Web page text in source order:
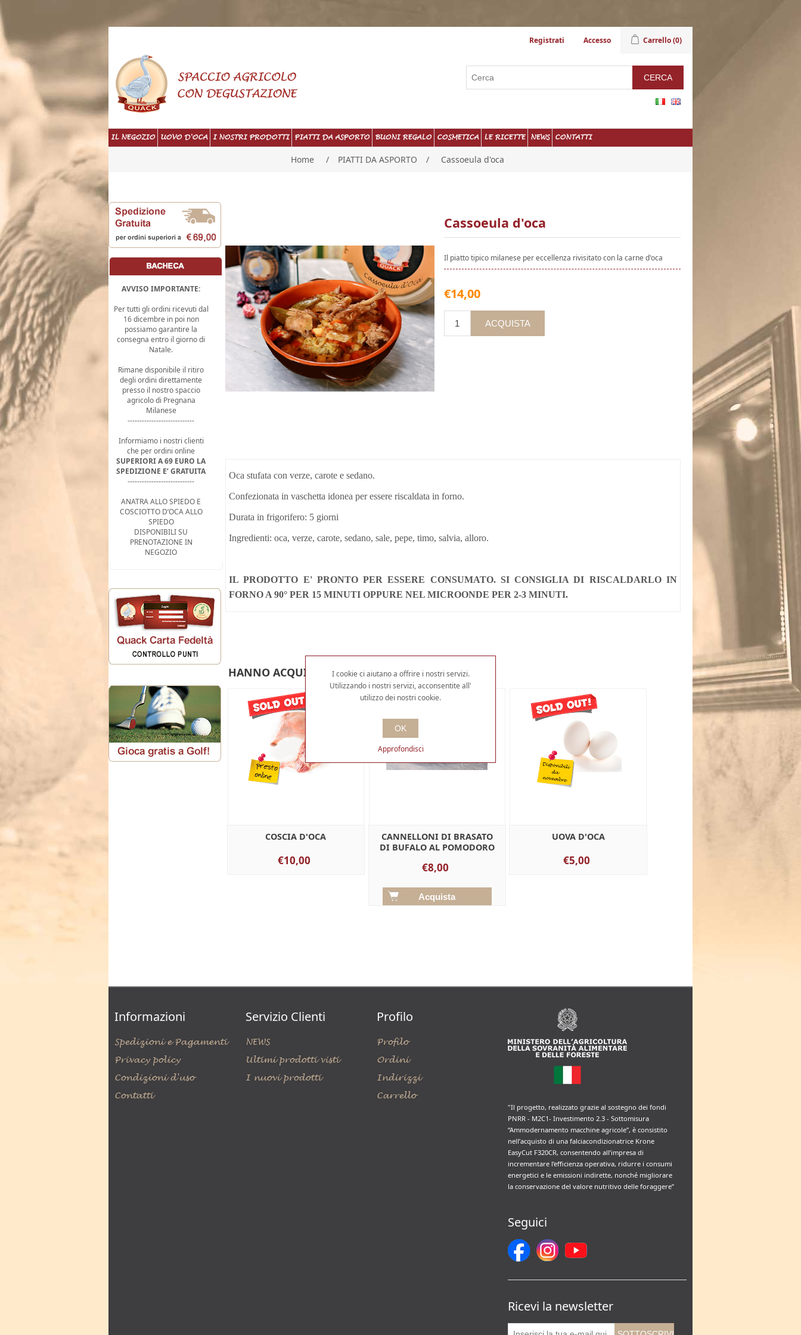
Registrati Accesso Carrello(0)
IL NEGOZIO UOVO D'OCA I NOSTRI PRODOTTI PIATTI DA ASPORTO BUONI REGALO COSMETICA LE RICETTE NEWS CONTATTI
Home / PIATTI DA ASPORTO / Cassoeula d'oca
AVVISO IMPORTANTE:
Per tutti gli ordini ricevuti dal
16 dicembre in poi non
possiamo garantire la
consegna entro il giorno di
Natale.
Rimane disponibile il ritiro
degli ordini direttamente
presso il nostro spaccio
agricolo di Pregnana
Milanese
----------------------------
Informiamo i nostri clienti
che per ordini online
SUPERIORI A 69 EURO LA
SPEDIZIONE E’ GRATUITA
----------------------------
ANATRA ALLO SPIEDO E
COSCIOTTO D’OCA ALLO
SPIEDO
DISPONIBILI SU
PRENOTAZIONE IN
NEGOZIO
Cassoeula d'oca
Il piatto tipico milanese per eccellenza rivisitato con la carne d'oca
€14,00
Oca stufata con verze, carote e sedano.
Confezionata in vaschetta idonea per essere riscaldata in forno.
Durata in frigorifero: 5 giorni
Ingredienti: oca, verze, carote, sedano, sale, pepe, timo, salvia, alloro.
IL PRODOTTO E' PRONTO PER ESSERE CONSUMATO. SI CONSIGLIA DI RISCALDARLO IN
FORNO A 90° PER 15 MINUTI OPPURE NEL MICROONDE PER 2-3 MINUTI.
HANNO ACQUISTATO ANCHE
COSCIA D'OCA
€10,00
CANNELLONI DI BRASATO
DI BUFALO AL POMODORO
€8,00
UOVA D'OCA
€5,00
Informazioni
Spedizioni e Pagamenti
Privacy policy
Condizioni d'uso
Contatti
Servizio Clienti
NEWS
Ultimi prodotti visti
I nuovi prodotti
Profilo
Profilo
Ordini
Indirizzi
Carrello
"Il progetto, realizzato grazie al sostegno dei fondi
PNRR - M2C1- Investimento 2.3 - Sottomisura
“Ammodernamento macchine agricole”, è consistito
nell’acquisto di una falciacondizionatrice Krone
EasyCut F320CR, consentendo all’impresa di
incrementare l’efficienza operativa, ridurre i consumi
energetici e le emissioni indirette, nonché migliorare
la conservazione del valore nutritivo delle foraggere”
Seguici
Ricevi la newsletter
I cookie ci aiutano a offrire i nostri servizi.
Utilizzando i nostri servizi, acconsentite all'
utilizzo dei nostri cookie.
OK
Approfondisci